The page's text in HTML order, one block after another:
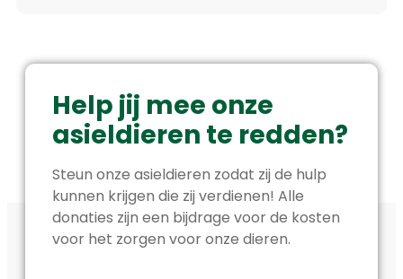
Help jij mee onze
asieldieren te redden?
Steun onze asieldieren zodat zij de hulp
kunnen krijgen die zij verdienen! Alle
donaties zijn een bijdrage voor de kosten
voor het zorgen voor onze dieren.